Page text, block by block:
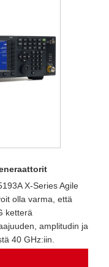
X-Series Agile
olla varma, että
ketterä
amplitudin ja
40 GHz:iin.